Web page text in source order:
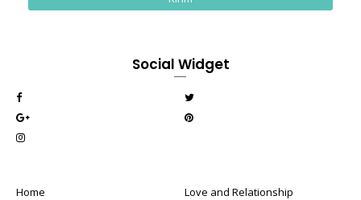
Social Widget
Home
Love and Relationship